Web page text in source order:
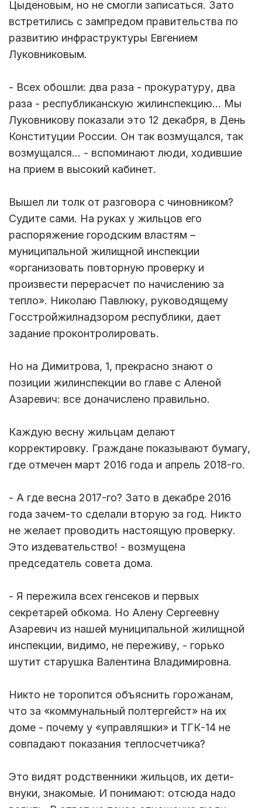
Цыденовым, но не смогли записаться. Зато
встретились с зампредом правительства по
развитию инфраструктуры Евгением
Луковниковым.
- Всех обошли: два раза - прокуратуру, два
раза - республиканскую жилинспекцию… Мы
Луковникову показали это 12 декабря, в День
Конституции России. Он так возмущался, так
возмущался… - вспоминают люди, ходившие
на прием в высокий кабинет.
Вышел ли толк от разговора с чиновником?
Судите сами. На руках у жильцов его
распоряжение городским властям –
муниципальной жилищной инспекции
«организовать повторную проверку и
произвести перерасчет по начислению за
тепло». Николаю Павлюку, руководящему
Госстройжилнадзором республики, дает
задание проконтролировать.
Но на Димитрова, 1, прекрасно знают о
позиции жилинспекции во главе с Аленой
Азаревич: все доначислено правильно.
Каждую весну жильцам делают
корректировку. Граждане показывают бумагу,
где отмечен март 2016 года и апрель 2018-го.
- А где весна 2017-го? Зато в декабре 2016
года зачем-то сделали вторую за год. Никто
не желает проводить настоящую проверку.
Это издевательство! - возмущена
председатель совета дома.
- Я пережила всех генсеков и первых
секретарей обкома. Но Алену Сергеевну
Азаревич из нашей муниципальной жилищной
инспекции, видимо, не переживу, - горько
шутит старушка Валентина Владимировна.
Никто не торопится объяснить горожанам,
что за «коммунальный полтергейст» на их
доме - почему у «управляшки» и ТГК-14 не
совпадают показания теплосчетчика?
Это видят родственники жильцов, их дети-
внуки, знакомые. И понимают: отсюда надо